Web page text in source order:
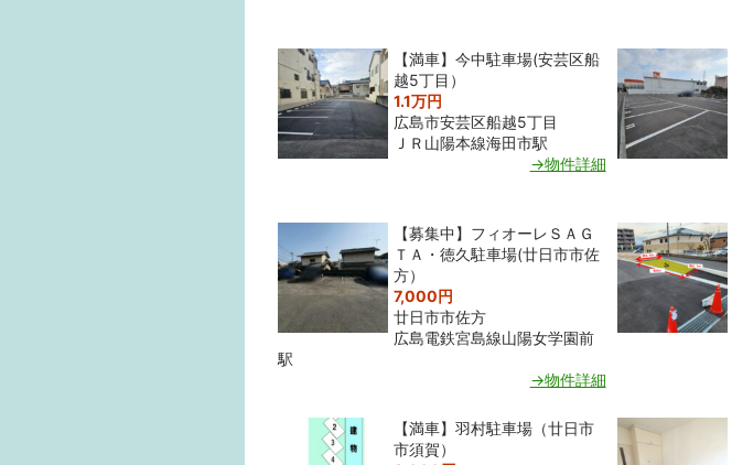
【満車】今中駐車場(安芸区船
越5丁目）
1.1万円
広島市安芸区船越5丁目
ＪＲ山陽本線海田市駅
→物件詳細
【募集中】フィオーレＳＡＧ
ＴＡ・徳久駐車場(廿日市市佐
方）
7,000円
廿日市市佐方
広島電鉄宮島線山陽女学園前
駅
→物件詳細
【満車】羽村駐車場（廿日市
市須賀）